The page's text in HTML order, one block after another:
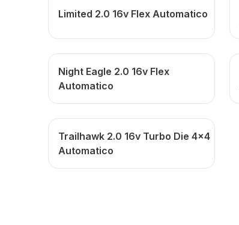
Limited 2.0 16v Flex Automatico
Night Eagle 2.0 16v Flex
Automatico
Trailhawk 2.0 16v Turbo Die 4x4
Automatico